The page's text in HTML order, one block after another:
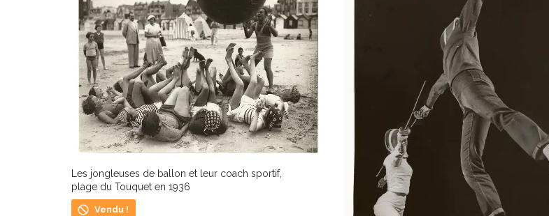
Les jongleuses de ballon et leur coach sportif,
plage du Touquet en 1936
Vendu !